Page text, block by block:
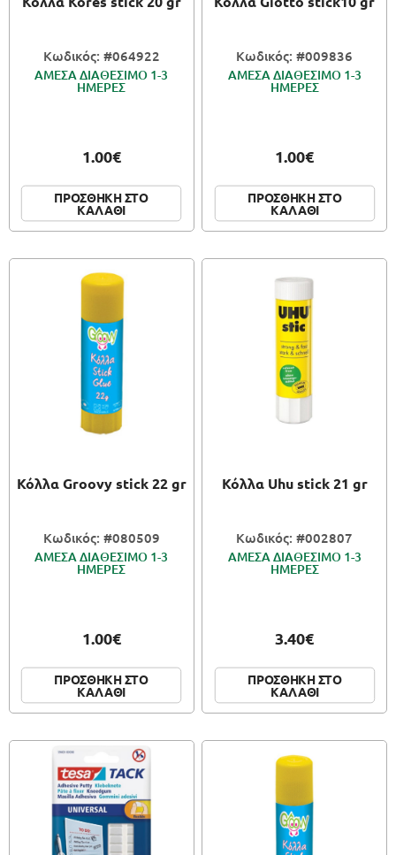
Κωδικός: #064922
ΑΜΕΣΑ ΔΙΑΘΕΣΙΜΟ 1-3
ΗΜΕΡΕΣ
1.00€
ΠΡΟΣΘΗΚΗ ΣΤΟ
ΚΑΛΑΘΙ
Κωδικός: #009836
ΑΜΕΣΑ ΔΙΑΘΕΣΙΜΟ 1-3
ΗΜΕΡΕΣ
1.00€
ΠΡΟΣΘΗΚΗ ΣΤΟ
ΚΑΛΑΘΙ
Κόλλα Groovy stick 22 gr
Κωδικός: #080509
ΑΜΕΣΑ ΔΙΑΘΕΣΙΜΟ 1-3
ΗΜΕΡΕΣ
1.00€
ΠΡΟΣΘΗΚΗ ΣΤΟ
ΚΑΛΑΘΙ
Κόλλα Uhu stick 21 gr
Κωδικός: #002807
ΑΜΕΣΑ ΔΙΑΘΕΣΙΜΟ 1-3
ΗΜΕΡΕΣ
3.40€
ΠΡΟΣΘΗΚΗ ΣΤΟ
ΚΑΛΑΘΙ